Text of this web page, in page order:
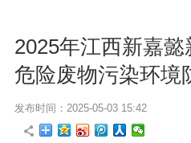
2025年江西新嘉懿
危险废物污染环境
发布时间：2025-05-03 15:42